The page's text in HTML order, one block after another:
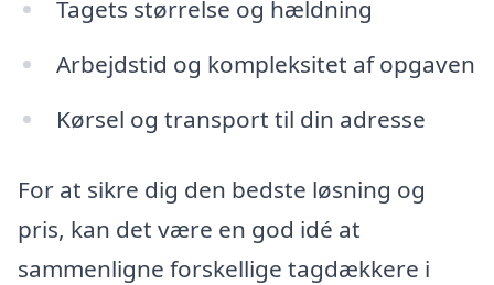
Tagets størrelse og hældning
Arbejdstid og kompleksitet af opgaven
Kørsel og transport til din adresse
For at sikre dig den bedste løsning og
pris, kan det være en god idé at
sammenligne forskellige tagdækkere i